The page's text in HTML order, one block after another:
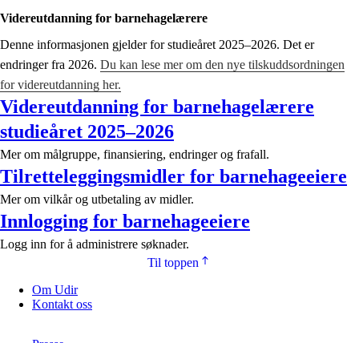
Videreutdanning for barnehagelærere
Denne informasjonen gjelder for studieåret 2025–2026. Det er
endringer fra 2026. Du kan lese mer om den nye tilskuddsordningen
for videreutdanning her.
Videreutdanning for barnehagelærere
studieåret 2025–2026
Mer om målgruppe, finansiering, endringer og frafall.
Tilretteleggingsmidler for barnehageeiere
Mer om vilkår og utbetaling av midler.
Innlogging for barnehageeiere
Logg inn for å administrere søknader.
Til toppen
Om Udir
Kontakt oss